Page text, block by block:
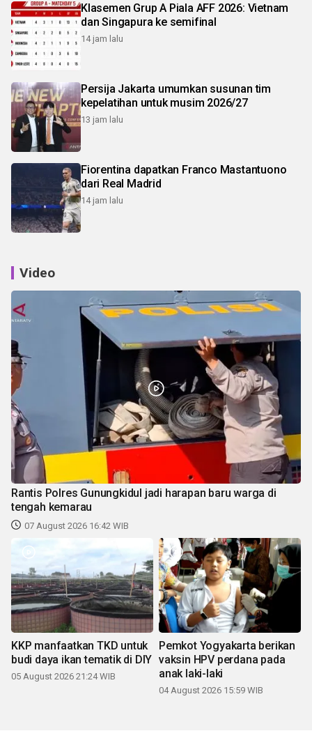
Klasemen Grup A Piala AFF 2026: Vietnam
dan Singapura ke semifinal
14 jam lalu
Persija Jakarta umumkan susunan tim
kepelatihan untuk musim 2026/27
13 jam lalu
Fiorentina dapatkan Franco Mastantuono
dari Real Madrid
14 jam lalu
Video
Rantis Polres Gunungkidul jadi harapan baru warga di
tengah kemarau
07 August 2026 16:42 WIB
KKP manfaatkan TKD untuk
budi daya ikan tematik di DIY
05 August 2026 21:24 WIB
Pemkot Yogyakarta berikan
vaksin HPV perdana pada
anak laki-laki
04 August 2026 15:59 WIB